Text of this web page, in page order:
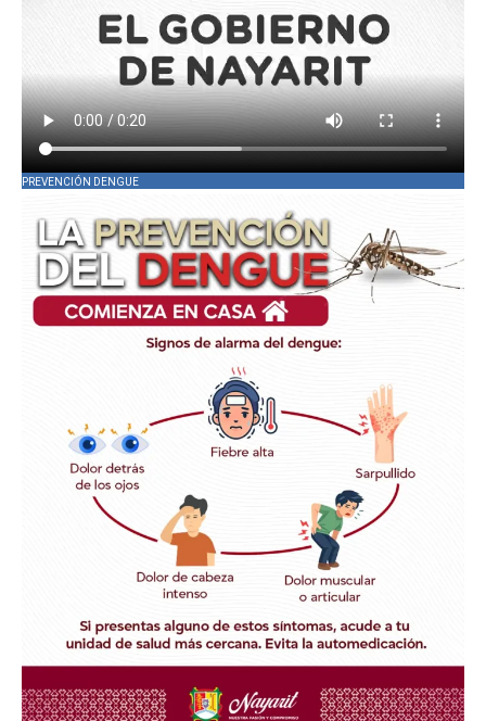
PREVENCIÓN DENGUE